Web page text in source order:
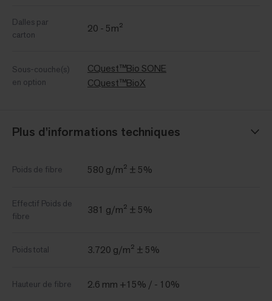
Dalles par
carton
20 - 5m²
Sous-couche(s)
en option
CQuest™Bio SONE
CQuest™BioX
Plus d'informations techniques
Poids de fibre 580 g/m² ± 5%
Effectif Poids de
fibre
381 g/m² ± 5%
Poids total 3.720 g/m² ± 5%
Hauteur de fibre 2.6 mm +15% / - 10%